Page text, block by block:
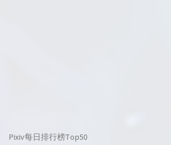
Pixiv每日排行榜Top50